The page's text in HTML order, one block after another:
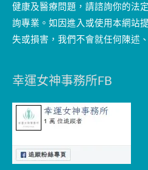
健康及醫療問題，請諮詢你的法
詢專業。如因進入或使用本網站
失或損害，我們不會就任何陳述
幸運女神事務所FB